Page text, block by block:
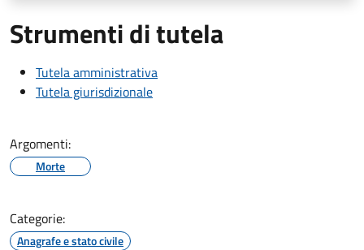
Strumenti di tutela
Tutela amministrativa
Tutela giurisdizionale
Argomenti:
Morte
Categorie:
Anagrafe e stato civile